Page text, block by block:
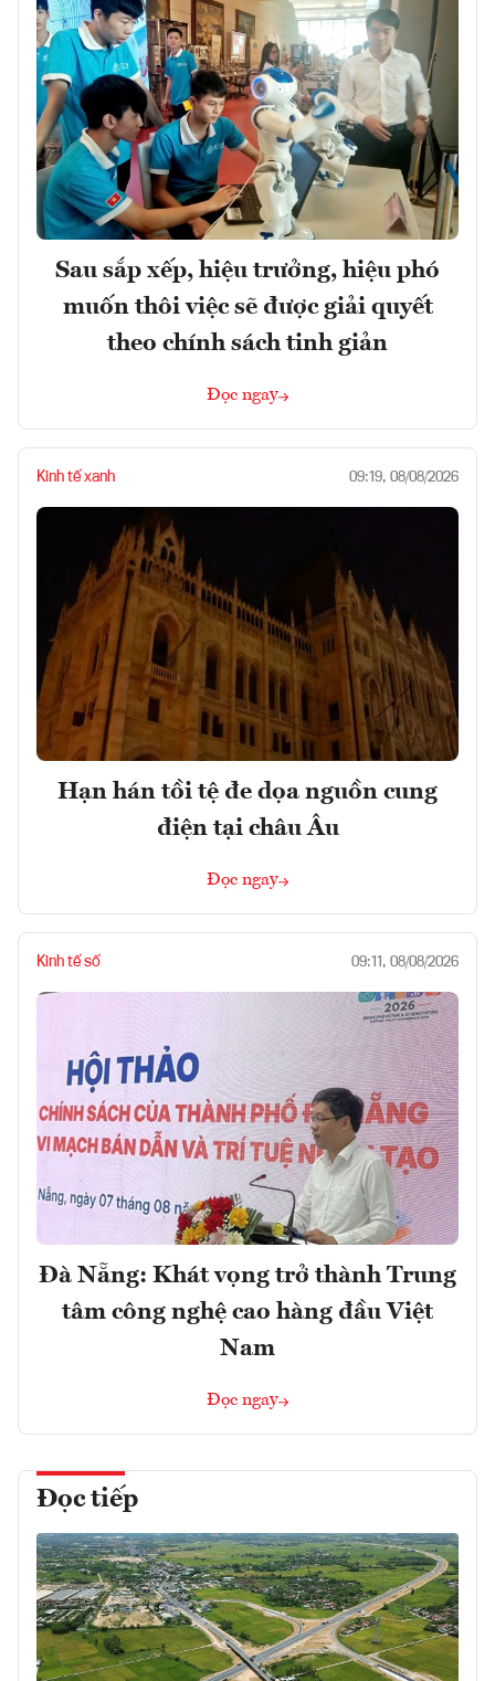
Sau sắp xếp, hiệu trưởng, hiệu phó
muốn thôi việc sẽ được giải quyết
theo chính sách tinh giản
Đọc ngay
Kinh tế xanh 09:19, 08/08/2026
Hạn hán tồi tệ đe dọa nguồn cung
điện tại châu Âu
Đọc ngay
Kinh tế số 09:11, 08/08/2026
Đà Nẵng: Khát vọng trở thành Trung
tâm công nghệ cao hàng đầu Việt
Nam
Đọc ngay
Đọc tiếp